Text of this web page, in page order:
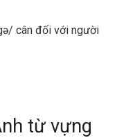
cân đối với người
từ vựng